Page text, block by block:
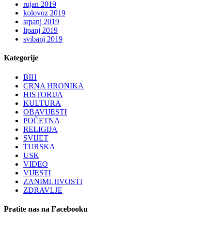
rujan 2019
kolovoz 2019
srpanj 2019
lipanj 2019
svibanj 2019
Kategorije
BIH
CRNA HRONIKA
HISTORIJA
KULTURA
OBAVIJESTI
POČETNA
RELIGIJA
SVIJET
TURSKA
USK
VIDEO
VIJESTI
ZANIMLJIVOSTI
ZDRAVLJE
Pratite nas na Facebooku